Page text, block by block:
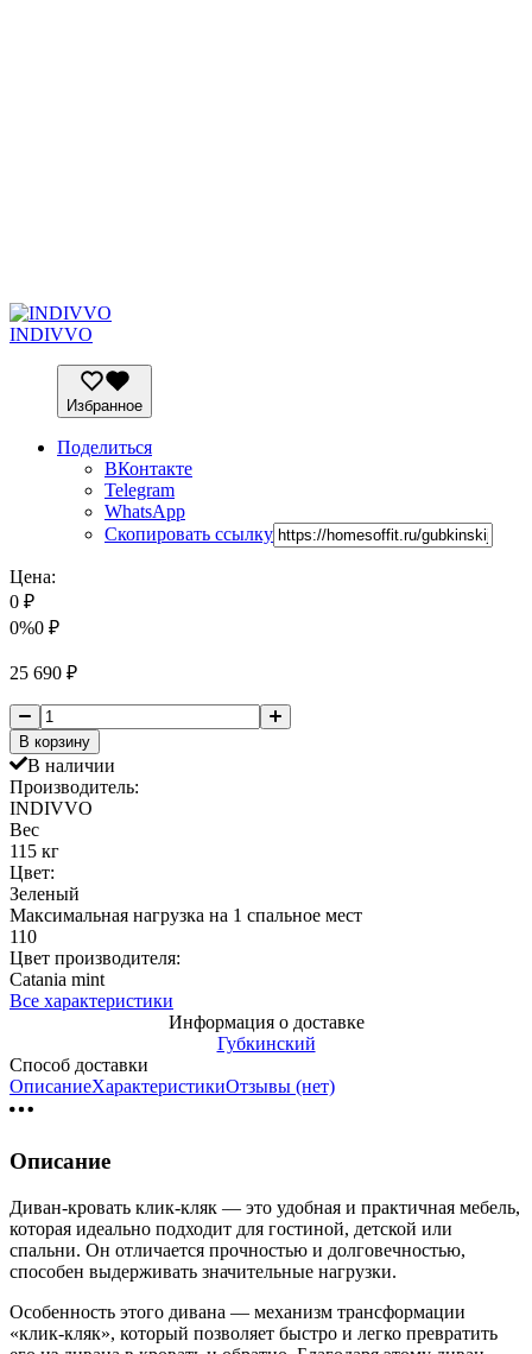
INDIVVO
Избранное
Поделиться
ВКонтакте
Telegram
WhatsApp
Скопировать ссылку
Цена:
0 ₽
0%0 ₽
25 690 ₽
В корзину
В наличии
Производитель:
INDIVVO
Вес
115 кг
Цвет:
Зеленый
Максимальная нагрузка на 1 спальное мест
110
Цвет производителя:
Catania mint
Все характеристики
Информация о доставке
Губкинский
Способ доставки
ОписаниеХарактеристикиОтзывы (нет)
Описание
Диван-кровать клик-кляк — это удобная и практичная мебель,
которая идеально подходит для гостиной, детской или
спальни. Он отличается прочностью и долговечностью,
способен выдерживать значительные нагрузки.
Особенность этого дивана — механизм трансформации
«клик-кляк», который позволяет быстро и легко превратить